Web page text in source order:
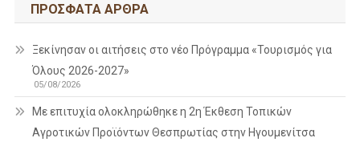
ΠΡΌΣΦΑΤΑ ΆΡΘΡΑ
Ξεκίνησαν οι αιτήσεις στο νέο Πρόγραμμα «Τουρισμός για
Όλους 2026-2027»
05/08/2026
Με επιτυχία ολοκληρώθηκε η 2η Έκθεση Τοπικών
Αγροτικών Προϊόντων Θεσπρωτίας στην Ηγουμενίτσα